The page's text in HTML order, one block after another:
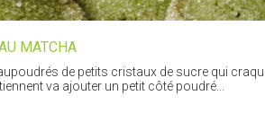
MATCHA
de petits cristaux de sucre qui
va ajouter un petit côté poudré...